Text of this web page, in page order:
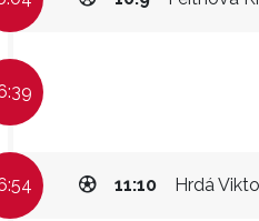
Hrdá
11:10